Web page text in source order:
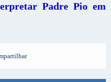
Padre Pio em